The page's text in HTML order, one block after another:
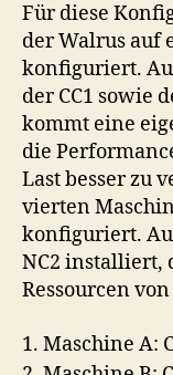
Für diese
der Walrus auf
konfiguriert.
der CC1 sowie
kommt eine
die
Last besser zu
vierten
konfiguriert.
NC2 installiert,
Ressourcen
1. Maschine A: